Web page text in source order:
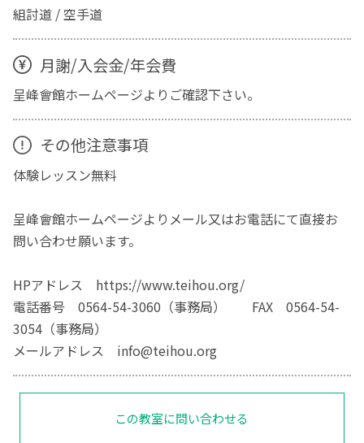
組討道 / 空手道
月謝/入会金/年会費
呈峰會館ホームページよりご確認下さい。
その他注意事項
体験レッスン無料
呈峰會館ホームページよりメール又はお電話にて直接お
問い合わせ願います。
HPアドレス https://www.teihou.org/
電話番号 0564-54-3060（事務局） FAX 0564-54-
3054（事務局）
メールアドレス info@teihou.org
この教室に問い合わせる